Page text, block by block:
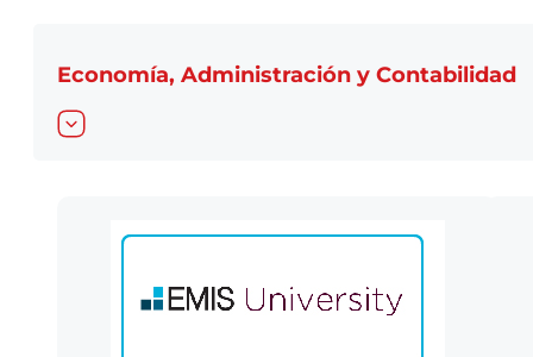
Economía, Administración y Contabilidad